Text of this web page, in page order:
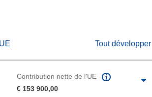
Tout développer
Contribution nette de l'UE
€ 153 900,00